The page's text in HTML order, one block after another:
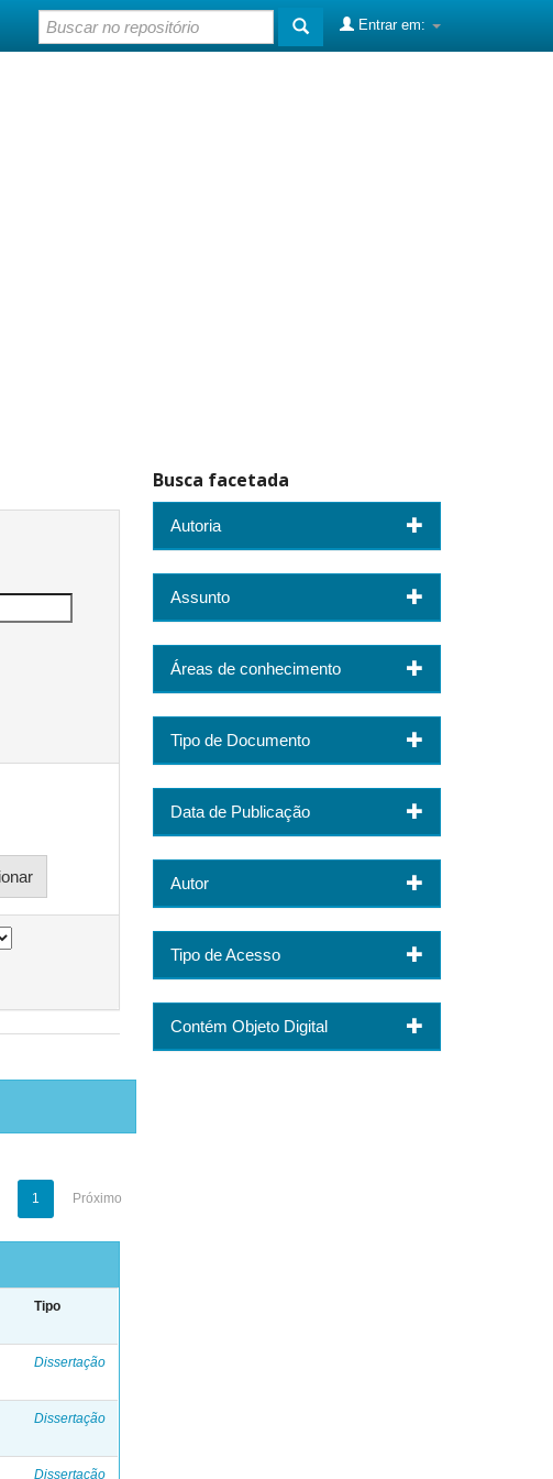
Entrar em:
1 Próximo
Tipo
Dissertação
Dissertação
Dissertação
Busca facetada
Autoria
Assunto
Áreas de conhecimento
Tipo de Documento
Data de Publicação
Autor
Tipo de Acesso
Contém Objeto Digital